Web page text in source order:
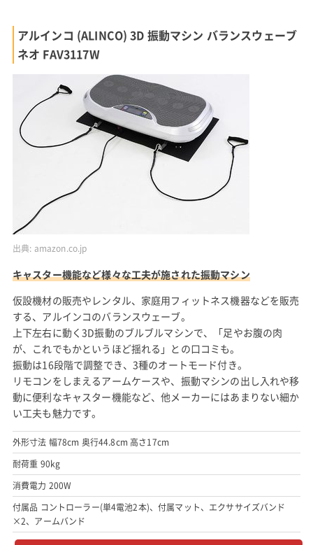
アルインコ (ALINCO) 3D 振動マシン バランスウェーブ
ネオ FAV3117W
出典: amazon.co.jp
キャスター機能など様々な工夫が施された振動マシン
仮設機材の販売やレンタル、家庭用フィットネス機器などを販売
する、アルインコのバランスウェーブ。
上下左右に動く3D振動のブルブルマシンで、「足やお腹の肉
が、これでもかというほど揺れる」との口コミも。
振動は16段階で調整でき、3種のオートモード付き。
リモコンをしまえるアームケースや、振動マシンの出し入れや移
動に便利なキャスター機能など、他メーカーにはあまりない細か
い工夫も魅力です。
外形寸法 幅78cm 奥行44.8cm 高さ17cm
耐荷重 90kg
消費電力 200W
付属品 コントローラー(単4電池2本)、付属マット、エクササイズバンド
×2、アームバンド